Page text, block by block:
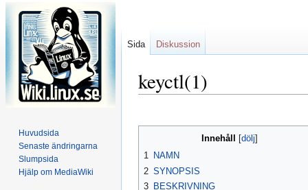
keyctl(1)
till
till
Innehåll
1 NAMN
2 SYNOPSIS
3 BESKRIVNING
Sida Diskussion
Huvudsida
Senaste ändringarna
Slumpsida
Hjälp om MediaWiki